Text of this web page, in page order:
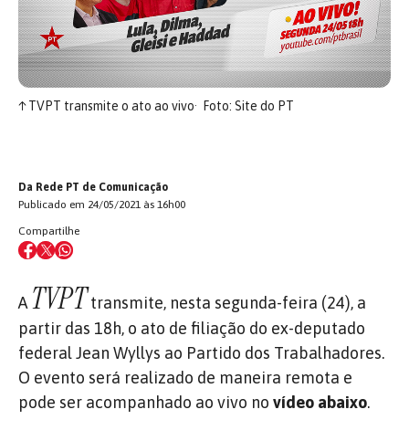
↑TVPT transmite o ato ao vivo Foto: Site do PT
Da Rede PT de Comunicação
Publicado em 24/05/2021 às 16h00
Compartilhe
A TVPT transmite, nesta segunda-feira (24), a
partir das 18h, o ato de filiação do ex-deputado
federal Jean Wyllys ao Partido dos Trabalhadores.
O evento será realizado de maneira remota e
pode ser acompanhado ao vivo no vídeo abaixo.